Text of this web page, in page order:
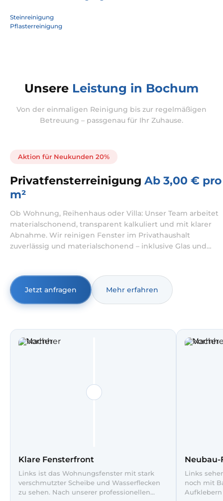
Steinreinigung
Pflasterreinigung
Unsere Leistung in Bochum
Von der einmaligen Reinigung bis zur regelmäßigen
Betreuung – passgenau für Ihr Zuhause.
Aktion für Neukunden 20%
Privatfensterreinigung Ab 3,00 € pro
m²
Ob Wohnung, Reihenhaus oder Villa: Unser Team arbeitet
materialschonend, transparent kalkuliert und mit klarer
Abnahme. Wir reinigen Fenster im Privathaushalt
zuverlässig und materialschonend – inklusive Glas und
auch Fensterreinigung Haus mit klarer Abnahme vor Ort.
Jetzt anfragen
Mehr erfahren
Klare Fensterfront
Links ist das Wohnungsfenster mit stark
verschmutzter Scheibe und Wasserflecken
zu sehen. Nach unserer professionellen
Links
noch mit
Aufklebern